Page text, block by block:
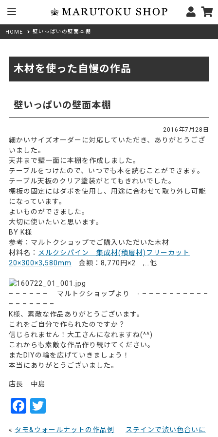
HOME 壁いっぱいの壁面本棚
木材を使った自慢の作品
壁いっぱいの壁面本棚
2016年7月28日
細かいサイズオーダーに対応していただき、ありがとうござ
いました。
天井まで壁一面に本棚を作成しました。
テーブルをつけたので、いつでも本を読むことができます。
テーブル天板のクリア塗装がとてもきれいでした。
棚板の固定にはダボを使用し、用途に合わせて取り外し可能
になっています。
よいものができました。
大切に使いたいと思います。
BY K様
参考：マルトクショップでご購入いただいた木材
材料名：
メルクシパイン 集成材(積層材)フリーカット
20×300×3,580mm
金額：8,770円×2 ,…他
– – – – – – マルトクショップより - – – – – – – – – – –
– – – – – – –
K様、素敵な作品ありがとうございます。
これをご自分で作られたのですか？
信じられません！大工さんになれますね(^^)
これからも素敵な作品作り続けてください。
またDIYの輪を広げていきましょう！
本当にありがとうございました。
店長 中島
F T
« タモ&ウォールナットの作品例 ステインで渋い色合いに